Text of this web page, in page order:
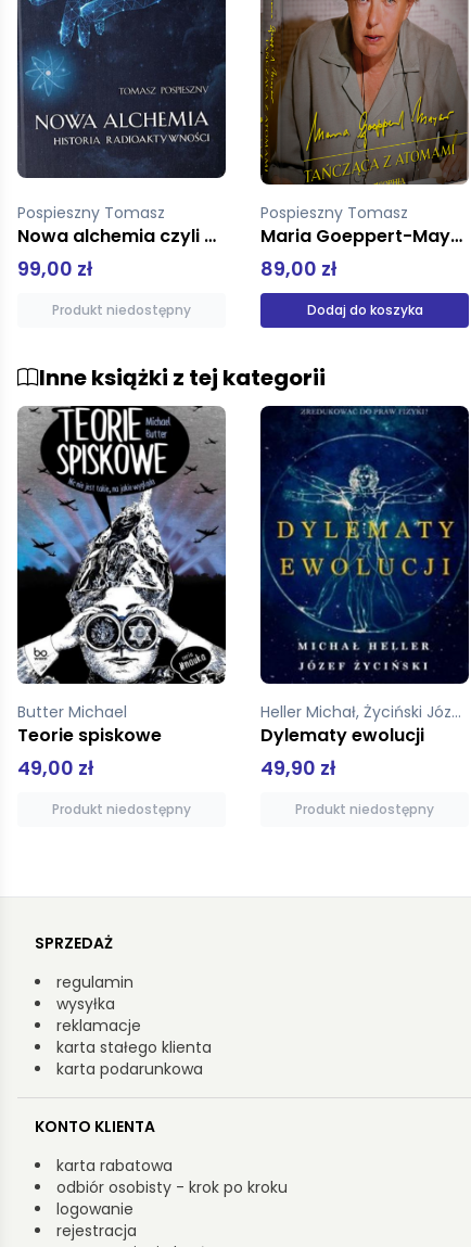
Pospieszny Tomasz
Maria Goeppert-Mayer Tańcząca z atomami
89,00 zł
Dodaj do koszyka
Pospieszny Tomasz
Irena Joliot-Curie Rodowa dziedziczka
89,00 zł
Dodaj do koszyka
Inne książki z tej kategorii
Dylematy ewolucji
49,90 zł
Produkt niedostępny
Świdziński Albert
79,92 zł
Dodaj do koszyka
SPRZEDAŻ
regulamin
wysyłka
reklamacje
karta stałego klienta
karta podarunkowa
KONTO KLIENTA
karta rabatowa
odbiór osobisty - krok po kroku
logowanie
rejestracja